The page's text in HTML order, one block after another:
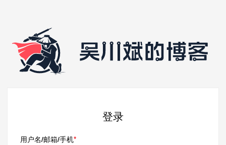
登录
用户名/邮箱/手机